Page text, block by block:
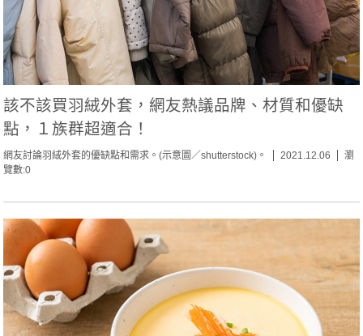
該不該買羽絨外套，網友熱議品牌、材質和優缺
點，１族群超適合！
網友討論羽絨外套的優缺點和需求。(示意圖／shutterstock)。 2021.12.06
瀏
覽數:0